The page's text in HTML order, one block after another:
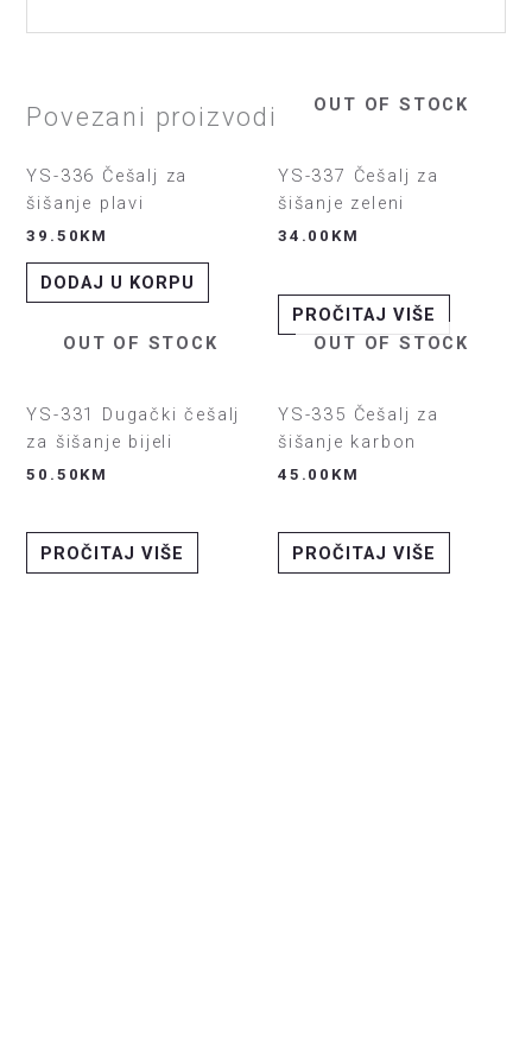
Povezani proizvodi
YS-336 Češalj za
šišanje plavi
39.50 KM
DODAJ U KORPU
OUT OF STOCK
YS-337 Češalj za
šišanje zeleni
34.00 KM
PROČITAJ VIŠE
OUT OF STOCK
YS-331 Dugački češalj
za šišanje bijeli
50.50 KM
PROČITAJ VIŠE
OUT OF STOCK
YS-335 Češalj za
šišanje karbon
45.00 KM
PROČITAJ VIŠE